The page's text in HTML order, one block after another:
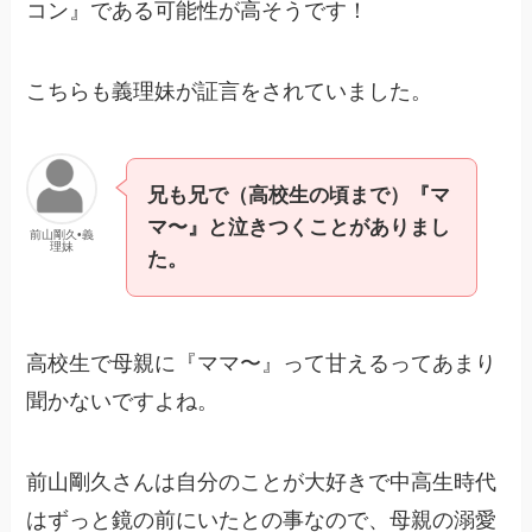
コン』である可能性が高そうです！
こちらも義理妹が証言をされていました。
前山剛久•義
理妹
兄も兄で（高校生の頃まで）『マ
マ〜』と泣きつくことがありまし
た。
高校生で母親に『ママ〜』って甘えるってあまり
聞かないですよね。
前山剛久さんは自分のことが大好きで中高生時代
はずっと鏡の前にいたとの事なので、母親の溺愛